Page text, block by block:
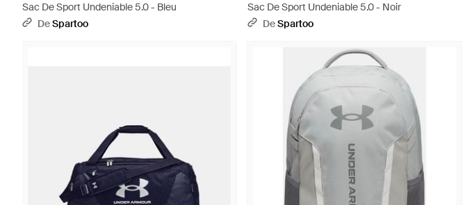
Sac De Sport Undeniable 5.0 - Bleu
DeSpartoo
Sac De Sport Undeniable 5.0 - Noir
DeSpartoo